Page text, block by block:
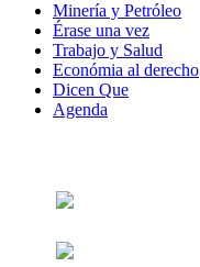
Minería y Petróleo
Érase una vez
Trabajo y Salud
Económia al derecho
Dicen Que
Agenda